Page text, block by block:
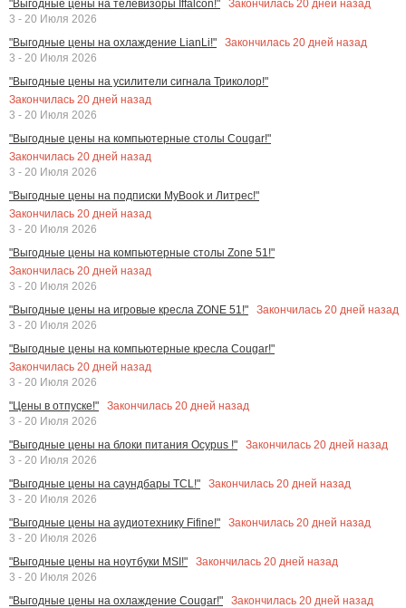
"Выгодные цены на телевизоры Iffalcon!" Закончилась 20 дней назад
3 - 20 Июля 2026
"Выгодные цены на охлаждение LianLi!"
Закончилась 20 дней назад
3 - 20 Июля 2026
"Выгодные цены на усилители сигнала Триколор!"
Закончилась 20 дней назад
3 - 20 Июля 2026
"Выгодные цены на компьютерные столы Cougar!"
Закончилась 20 дней назад
3 - 20 Июля 2026
"Выгодные цены на подписки MyBook и Литрес!"
Закончилась 20 дней назад
3 - 20 Июля 2026
"Выгодные цены на компьютерные столы Zone 51!"
Закончилась 20 дней назад
3 - 20 Июля 2026
"Выгодные цены на игровые кресла ZONE 51!"
Закончилась 20 дней назад
3 - 20 Июля 2026
"Выгодные цены на компьютерные кресла Cougar!"
Закончилась 20 дней назад
3 - 20 Июля 2026
"Цены в отпуске!"
Закончилась 20 дней назад
3 - 20 Июля 2026
"Выгодные цены на блоки питания Ocypus !"
Закончилась 20 дней назад
3 - 20 Июля 2026
"Выгодные цены на саундбары TCL!"
Закончилась 20 дней назад
3 - 20 Июля 2026
"Выгодные цены на аудиотехнику Fifine!"
Закончилась 20 дней назад
3 - 20 Июля 2026
"Выгодные цены на ноутбуки MSI!"
Закончилась 20 дней назад
3 - 20 Июля 2026
"Выгодные цены на охлаждение Cougar!"
Закончилась 20 дней назад